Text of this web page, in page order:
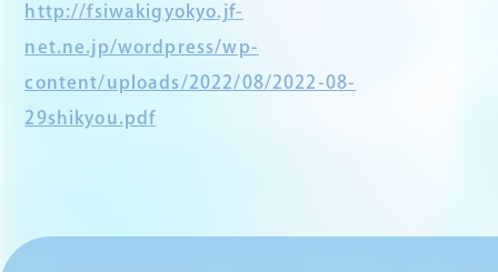
http://fsiwakigyokyo.jf-
net.ne.jp/wordpress/wp-
content/uploads/2022/08/2022-08-
29shikyou.pdf